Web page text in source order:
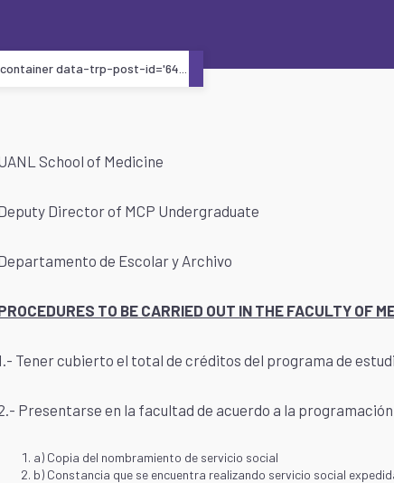
data-trp-post-id='64...
School of Medicine
Director of MCP Undergraduate
de Escolar y Archivo
TO BE CARRIED OUT IN THE FACULTY OF
Tener cubierto el total de créditos del programa de
Presentarse en la facultad de acuerdo a la
a) Copia del nombramiento de servicio social
b) Constancia que se encuentra realizando servicio social